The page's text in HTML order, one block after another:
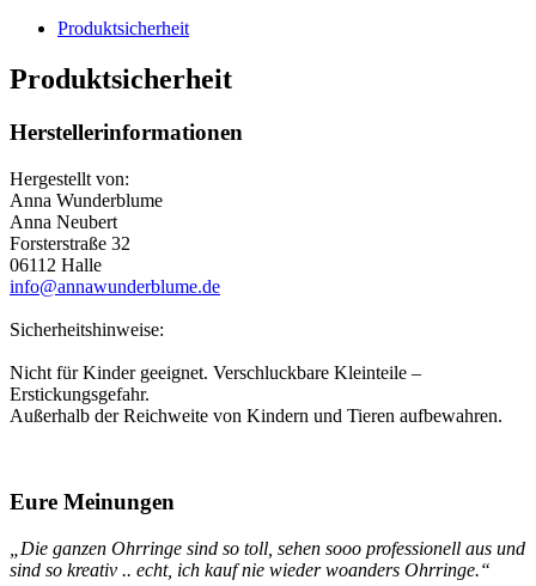
Produktsicherheit
Produktsicherheit
Herstellerinformationen
Hergestellt von:
Anna Wunderblume
Anna Neubert
Forsterstraße 32
06112 Halle
info@annawunderblume.de
Sicherheitshinweise:
Nicht für Kinder geeignet. Verschluckbare Kleinteile –
Erstickungsgefahr.
Außerhalb der Reichweite von Kindern und Tieren aufbewahren.
Eure Meinungen
„Die ganzen Ohrringe sind so toll, sehen sooo professionell aus und
sind so kreativ .. echt, ich kauf nie wieder woanders Ohrringe.“